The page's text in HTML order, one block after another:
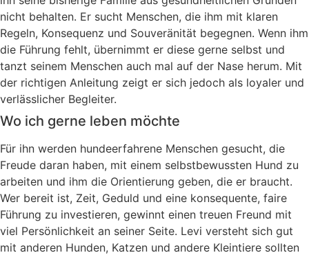
nicht behalten. Er sucht Menschen, die ihm mit klaren
Regeln, Konsequenz und Souveränität begegnen. Wenn ihm
die Führung fehlt, übernimmt er diese gerne selbst und
tanzt seinem Menschen auch mal auf der Nase herum. Mit
der richtigen Anleitung zeigt er sich jedoch als loyaler und
verlässlicher Begleiter.
Wo ich gerne leben möchte
Für ihn werden hundeerfahrene Menschen gesucht, die
Freude daran haben, mit einem selbstbewussten Hund zu
arbeiten und ihm die Orientierung geben, die er braucht.
Wer bereit ist, Zeit, Geduld und eine konsequente, faire
Führung zu investieren, gewinnt einen treuen Freund mit
viel Persönlichkeit an seiner Seite. Levi versteht sich gut
mit anderen Hunden, Katzen und andere Kleintiere sollten